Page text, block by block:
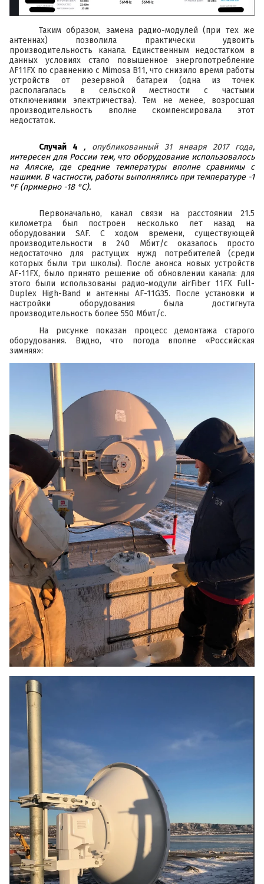
Таким образом, замена радио-модулей (при тех же
антеннах) позволила практически удвоить
производительность канала. Единственным недостатком в
данных условиях стало повышенное энергопотребление
AF11FX по сравнению с Mimosa B11, что снизило время работы
устройств от резервной батареи (одна из точек
располагалась в сельской местности с частыми
отключениями электричества). Тем не менее, возросшая
производительность вполне скомпенсировала этот
недостаток.
Случай 4 , опубликованный 31 января 2017 года,
интересен для России тем, что оборудование использовалось
на Аляске, где средние температуры вполне сравнимы с
нашими. В частности, работы выполнялись при температуре -1
°F (примерно -18 °C).
Первоначально, канал связи на расстоянии 21.5
километра был построен несколько лет назад на
оборудовании SAF. С ходом времени, существующей
производительности в 240 Мбит/с оказалось просто
недостаточно для растущих нужд потребителей (среди
которых были три школы). После анонса новых устройств
AF-11FX, было принято решение об обновлении канала: для
этого были использованы радио-модули airFiber 11FX Full-
Duplex High-Band
и антенны AF-11G35. После установки и
настройки оборудования была достигнута
производительность более 550 Мбит/с.
На рисунке показан процесс демонтажа старого
оборудования. Видно, что погода вполне «Российская
зимняя»: